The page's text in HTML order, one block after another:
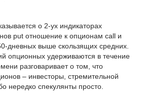
о 2-ух индикаторах
put отношение к опционам call и
дневных выше скользящих средних.
опционных удерживаются в течение
разговаривает о том, что
– инвесторы, стремительной
нередко спекулянты просто.